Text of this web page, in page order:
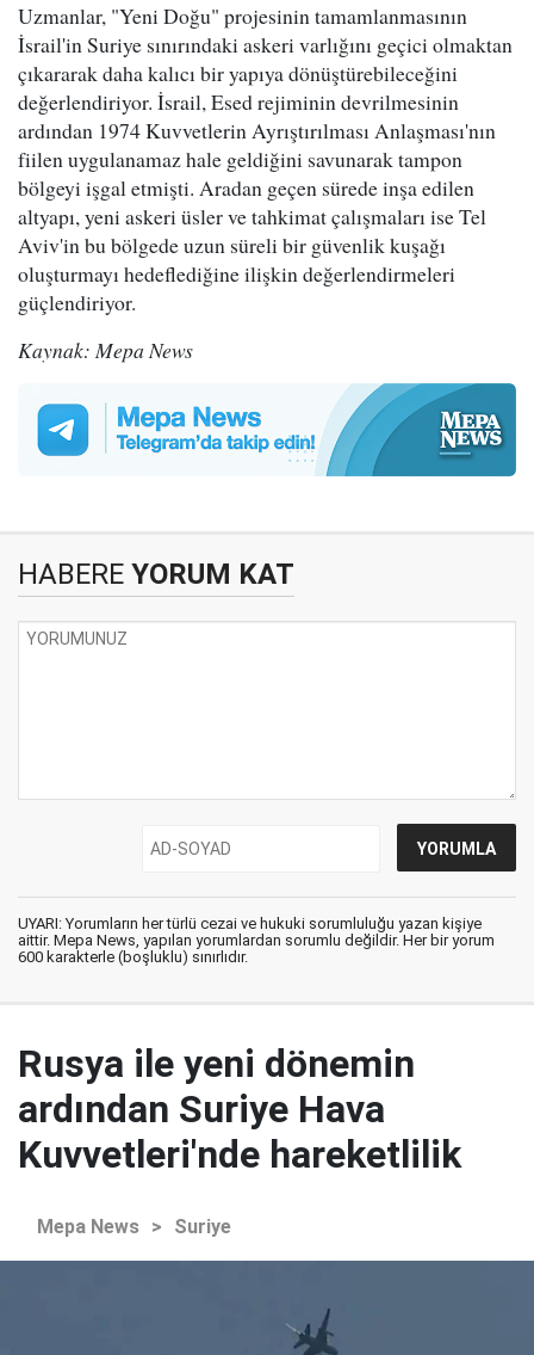
Uzmanlar, "Yeni Doğu" projesinin tamamlanmasının
İsrail'in Suriye sınırındaki askeri varlığını geçici olmaktan
çıkararak daha kalıcı bir yapıya dönüştürebileceğini
değerlendiriyor. İsrail, Esed rejiminin devrilmesinin
ardından 1974 Kuvvetlerin Ayrıştırılması Anlaşması'nın
fiilen uygulanamaz hale geldiğini savunarak tampon
bölgeyi işgal etmişti. Aradan geçen sürede inşa edilen
altyapı, yeni askeri üsler ve tahkimat çalışmaları ise Tel
Aviv'in bu bölgede uzun süreli bir güvenlik kuşağı
oluşturmayı hedeflediğine ilişkin değerlendirmeleri
güçlendiriyor.
Kaynak: Mepa News
HABERE YORUM KAT
UYARI: Yorumların her türlü cezai ve hukuki sorumluluğu yazan kişiye
aittir. Mepa News, yapılan yorumlardan sorumlu değildir. Her bir yorum
600 karakterle (boşluklu) sınırlıdır.
Rusya ile yeni dönemin
ardından Suriye Hava
Kuvvetleri'nde hareketlilik
Mepa News > Suriye